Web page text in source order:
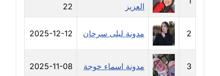
مدونة حنان طنطاوي
عاملة
مدونة حنين الفلسطينية
متوفي
العزيز
22
2 مدونة ليلى سرحان 2025-12-12
3 مدونة اسماء خوجة 2025-11-08